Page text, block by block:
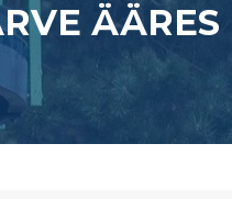
ÄÄRES